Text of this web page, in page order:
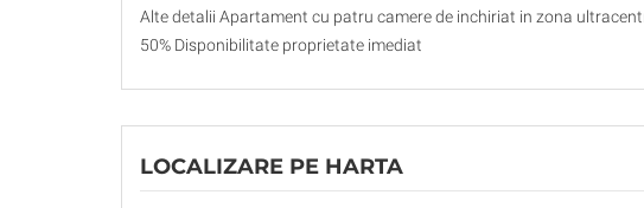
Alte detalii Apartament cu patru camere de inchiriat in zona
50% Disponibilitate proprietate imediat
LOCALIZARE PE HARTA